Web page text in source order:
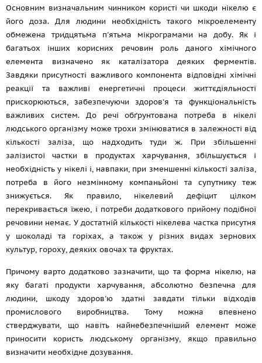
Основним визначальним чинником користі чи шкоди нікелю є
його доза. Для людини необхідність такого мікроелементу
обмежена тридцятьма п'ятьма мікрограмами на добу. Як і
багатьох інших корисних речовин роль даного хімічного
елемента визначено як каталізатора деяких ферментів.
Завдяки присутності важливого компонента відповідні хімічні
реакції та важливі енергетичні процеси життєдіяльності
прискорюються, забезпечуючи здоров'я та функціональність
важливих систем. До речі обґрунтована потреба в нікелі
людського організму може трохи змінюватися в залежності від
кількості заліза, що надходить туди ж. При збільшенні
залізистої частки в продуктах харчування, збільшується і
необхідність у нікелі і, навпаки, при зменшенні кількості заліза,
потреба в його незмінному компаньйоні та супутнику теж
знижується. Як правило, нікелевий дефіцит цілком
перекривається їжею, і потреби додаткового прийому подібної
речовини немає. У достатній кількості нікелева частка присутня
у шоколаді та горіхах, а також у різних видах зернових
культур, гороху, деяких овочах та фруктах.
Причому варто додатково зазначити, що та форма нікелю, на
яку багаті продукти харчування, абсолютно безпечна для
людини, шкоду здоров'ю здатні завдати тільки відходів
промислового виробництва. Тому можна впевнено
стверджувати, що навіть найнебезпечніший елемент може
приносити користь людському організму, якщо правильно
визначити необхідне дозування.